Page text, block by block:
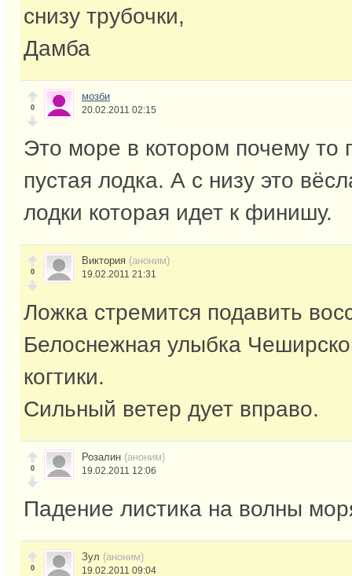
снизу трубочки,
Дамба
0
мозби
20.02.2011 02:15
Это море в котором почему то
пустая лодка. А с низу это
лодки которая идет к финишу.
0
Виктория (аноним)
19.02.2011 21:31
Ложка стремится подавить
Белоснежная улыбка
когтики.
Сильный ветер дует вправо.
0
Розалин (аноним)
19.02.2011 12:06
Падение листика на волны
0
Зул (аноним)
19.02.2011 09:04